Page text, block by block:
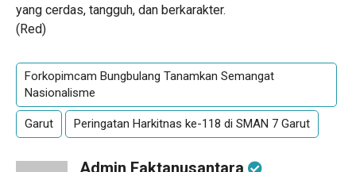
yang cerdas, tangguh, dan berkarakter.
(Red)
Forkopimcam Bungbulang Tanamkan Semangat
Nasionalisme
Garut Peringatan Harkitnas ke-118 di SMAN 7 Garut
Admin Faktanusantara